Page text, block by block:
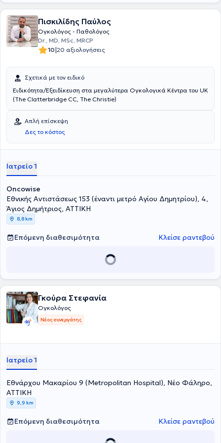
Πισκιλίδης Παύλος
Ογκολόγος - Παθολόγος
Dr., MD, MSc, MRCP
10|20 αξιολογήσεις
Σχετικά με τον ειδικό
Ειδικότητα/Εξειδίκευση στα μεγαλύτερα Ογκολογικά Κέντρα του UK
(The Clatterbridge CC, The Christie)
Απλή επίσκεψη
Δες το κόστος
Ιατρείο 1
Oncowise
Εθνικής Αντιστάσεως 153 (έναντι μετρό Αγίου Δημητρίου), 4,
Άγιος Δημήτριος, ΑΤΤΙΚΗ
8,8 km
Επόμενη διαθεσιμότητα Κλείσε ραντεβού
Γκούρα Στεφανία
Ογκολόγος
Νέος συνεργάτης
Ιατρείο 1
Εθνάρχου Μακαρίου 9 (Metropolitan Hospital), Νέο Φάληρο,
ΑΤΤΙΚΗ
9,9 km
Επόμενη διαθεσιμότητα Κλείσε ραντεβού